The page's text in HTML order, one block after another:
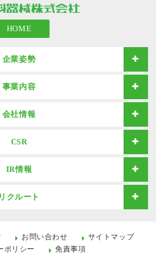
HOME
企業姿勢
事業内容
会社情報
CSR
IR情報
リクルート
お問い合わせ
サイトマップ
ポリシー
免責事項